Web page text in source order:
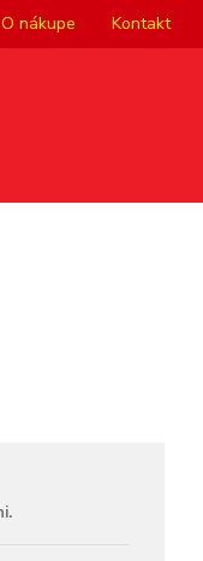
O nákupe Kontakt